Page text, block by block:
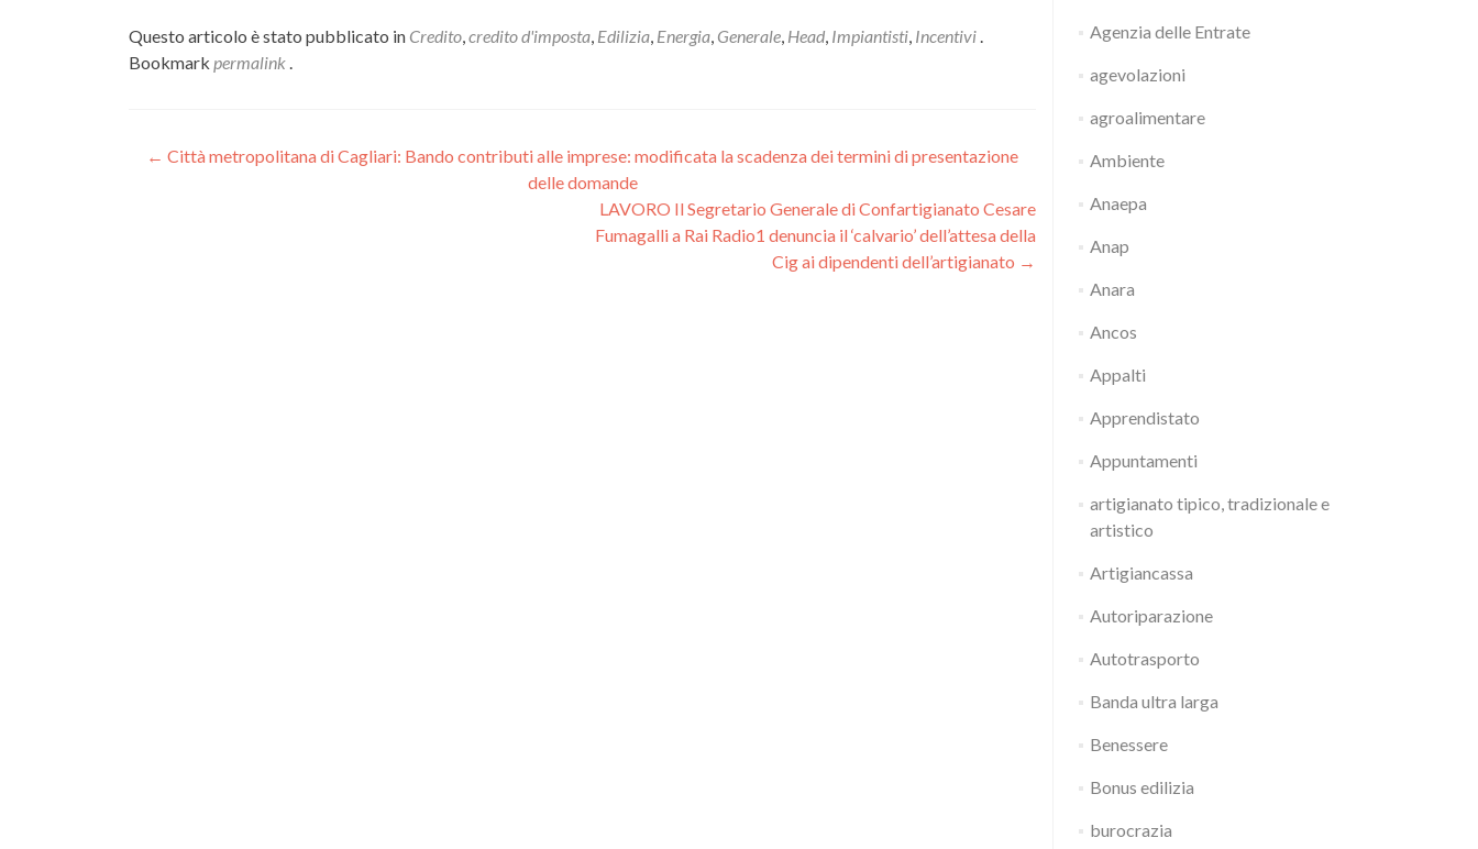
Questo articolo è stato pubblicato in Credito,credito d'imposta, Edilizia, Energia, Generale, Head, Impiantisti, Incentivi .
Bookmark permalink .
Navigazione
← Città metropolitana di Cagliari: Bando contributi alle imprese: modificata la scadenza dei termini di presentazione
delle domande
LAVORO Il Segretario Generale di Confartigianato Cesare
Fumagalli a Rai Radio1 denuncia il ‘calvario’ dell’attesa della
Cig ai dipendenti dell’artigianato →
Agenzia delle Entrate
agevolazioni
agroalimentare
Ambiente
Anaepa
Anap
Anara
Ancos
Appalti
Apprendistato
Appuntamenti
artigianato tipico, tradizionale e
artistico
Artigiancassa
Autoriparazione
Autotrasporto
Banda ultra larga
Benessere
Bonus edilizia
burocrazia